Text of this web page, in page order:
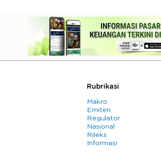
Rubrikasi
Makro
Emiten
Regulator
Nasional
Rileks
Informasi